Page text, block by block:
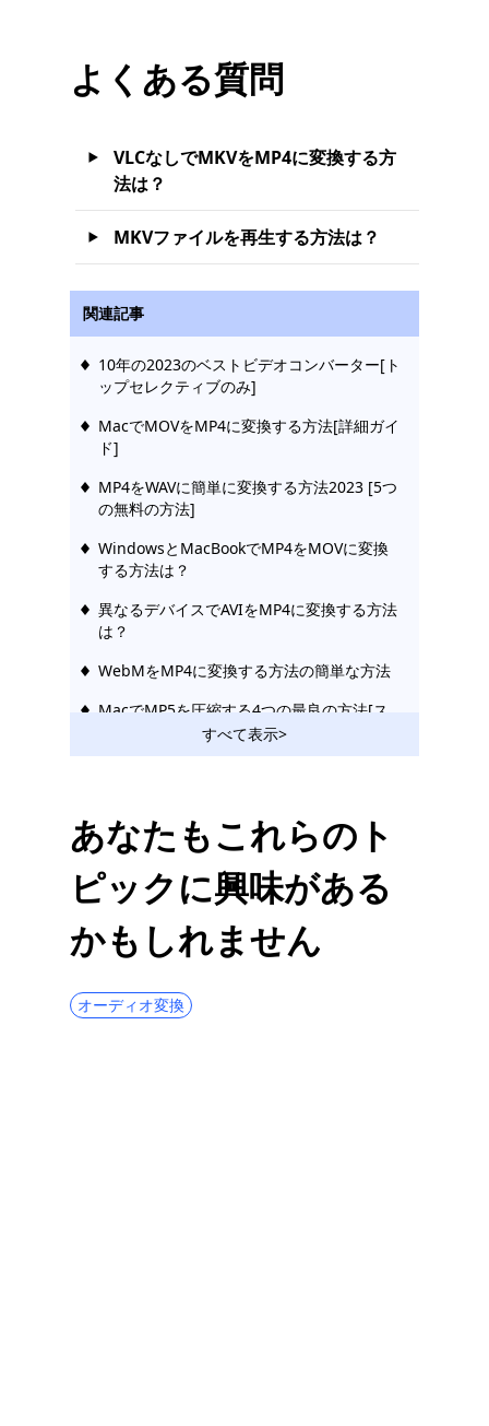
よくある質問
VLCなしでMKVをMP4に変換する方
法は？
MKVファイルを再生する方法は？
関連記事
10年の2023のベストビデオコンバーター[ト
ップセレクティブのみ]
MacでMOVをMP4に変換する方法[詳細ガイ
ド]
MP4をWAVに簡単に変換する方法2023 [5つ
の無料の方法]
WindowsとMacBookでMP4をMOVに変換
する方法は？
異なるデバイスでAVIをMP4に変換する方法
は？
WebMをMP4に変換する方法の簡単な方法
MacでMP5を圧縮する4つの最良の方法[ス
テップバイステップガイド]
[3つのすばらしいツール]Mac4でAVIを
MP2023に変換する方法
VOBをMP4に変換する方法[5つのすばらし
MPEGをMP4に簡単に変換する方法に関する
MKVをAVIに変換する5つの一般的な方法[ス
すべて表示>
あなたもこれらのト
ピックに興味がある
かもしれません
オーディオ変換